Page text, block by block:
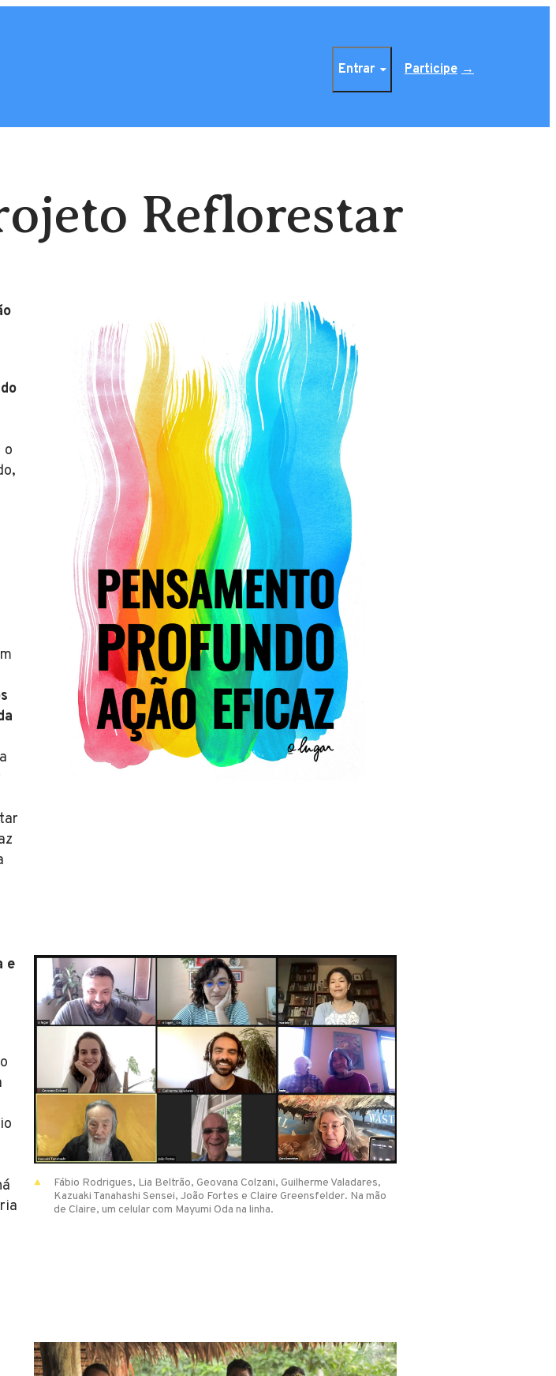
Entrar Participe
Reflorestar
o
e
Fábio Rodrigues, Lia Beltrão, Geovana Colzani, Guilherme Valadares,
Kazuaki Tanahashi Sensei, João Fortes e Claire Greensfelder. Na mão
de Claire, um celular com Mayumi Oda na linha.